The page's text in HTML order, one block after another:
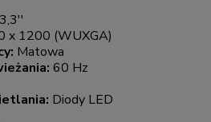
x 1200 (WUXGA)
Matowa
60 Hz
Diody LED